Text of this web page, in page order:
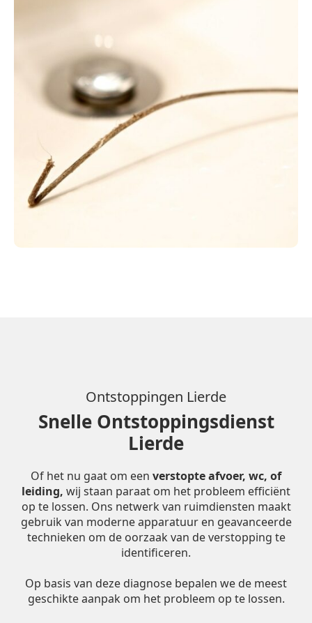
Ontstoppingen Lierde
Snelle Ontstoppingsdienst
Lierde
Of het nu gaat om een verstopte afvoer, wc, of
leiding, wij staan paraat om het probleem efficiënt
op te lossen. Ons netwerk van ruimdiensten maakt
gebruik van moderne apparatuur en geavanceerde
technieken om de oorzaak van de verstopping te
identificeren.
Op basis van deze diagnose bepalen we de meest
geschikte aanpak om het probleem op te lossen.